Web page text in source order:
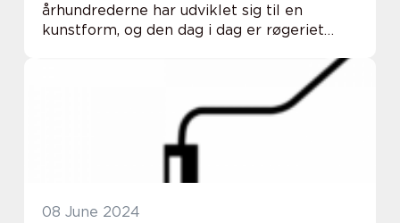
århundrederne har udviklet sig til en
kunstform, og den dag i dag er røgeriet
08 June 2024